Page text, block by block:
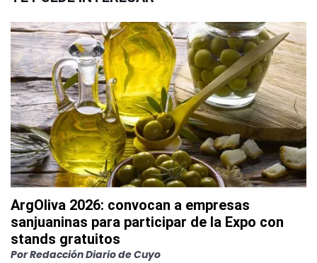
ArgOliva 2026: convocan a empresas
sanjuaninas para participar de la Expo con
stands gratuitos
PorRedacción Diario de Cuyo